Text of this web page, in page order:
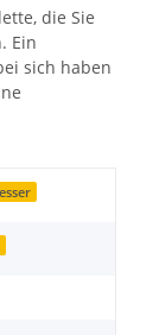
die Sie
Ein
sich haben